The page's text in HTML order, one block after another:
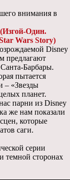
внимания в
Один.
Wars Story)
Disney
предлагают
Барбары.
пытается
– «Звезды
планет.
парни из Disney
же нам показали
которые
саги.
серии
темной сторонах